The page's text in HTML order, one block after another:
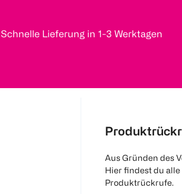
Schnelle Lieferung in 1-3 Werktagen
Aus Gründen des
Hier findest du
Produktrückrufe.